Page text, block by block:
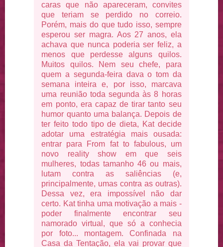
caras que não apareceram, convites
que teriam se perdido no correio.
Porém, mais do que tudo isso, sempre
esperou ser magra. Aos 27 anos, ela
achava que nunca poderia ser feliz, a
menos que perdesse alguns quilos.
Muitos quilos. Nem seu chefe, para
quem a segunda-feira dava o tom da
semana inteira e, por isso, marcava
uma reunião toda segunda às 8 horas
em ponto, era capaz de tirar tanto seu
humor quanto uma balança. Depois de
ter feito todo tipo de dieta, Kat decide
adotar uma estratégia mais ousada:
entrar para From fat to fabulous, um
novo reality show em que seis
mulheres, todas tamanho 46 ou mais,
lutam contra as saliências (e,
principalmente, umas contra as outras).
Dessa vez, era impossível não dar
certo. Kat tinha uma motivação a mais -
poder finalmente encontrar seu
namorado virtual, que só a conhecia
por foto... montagem. Confinada na
Casa da Tentação, ela vai provar que